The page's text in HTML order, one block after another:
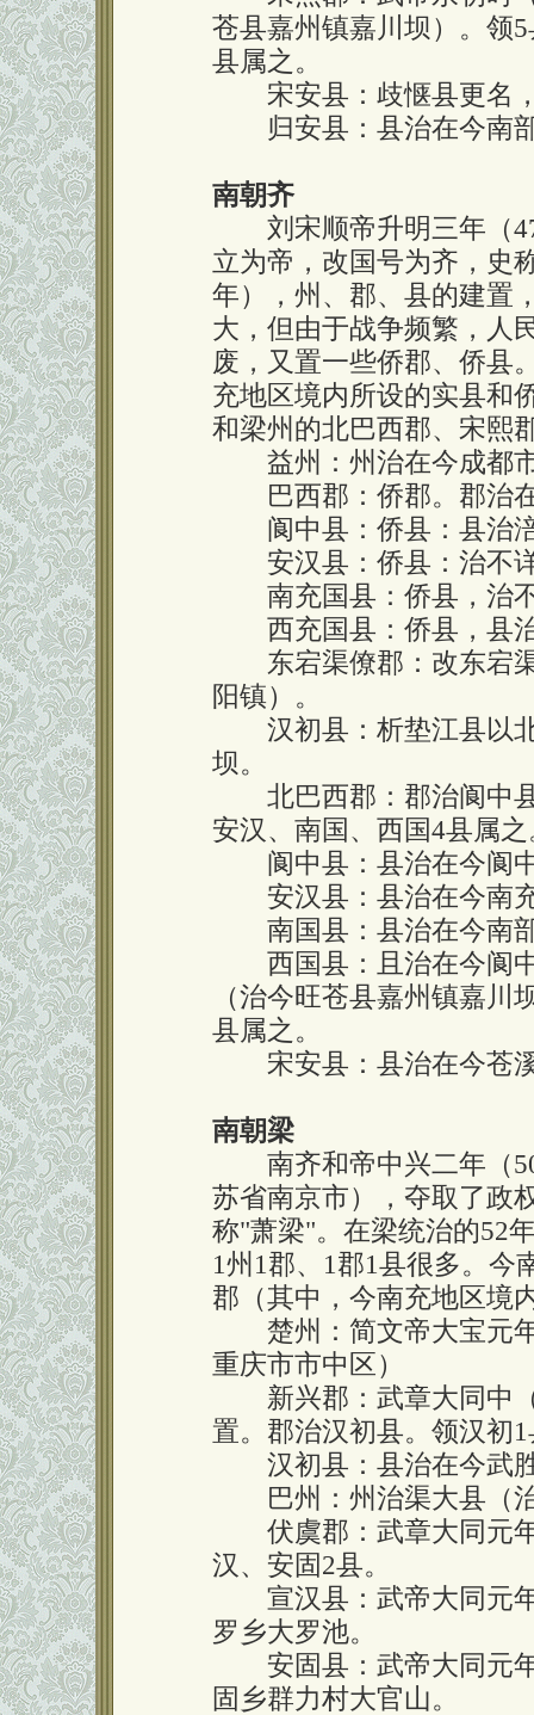
苍县嘉州镇嘉川坝）。领
县属之。
宋安县：歧惬县更名，
归安县：县治在今南
南朝齐
刘宋顺帝升明三年（
立为帝，改国号为齐，史
年），州、郡、县的建置
大，但由于战争频繁，人
废，又置一些侨郡、侨县
充地区境内所设的实县和
和梁州的北巴西郡、宋熙
益州：州治在今成都
巴西郡：侨郡。郡治
阆中县：侨县：县治
安汉县：侨县：治不
南充国县：侨县，治
西充国县：侨县，县
东宕渠僚郡：改东宕渠
阳镇）。
汉初县：析垫江县以北
坝。
北巴西郡：郡治阆中县
安汉、南国、西国4县属之
阆中县：县治在今阆
安汉县：县治在今南充
南国县：县治在今南
西国县：且治在今阆中
（治今旺苍县嘉州镇嘉
县属之。
宋安县：县治在今苍
南朝梁
南齐和帝中兴二年（
苏省南京市），夺取了政
称"萧梁"。在梁统治的52
1州1郡、1郡1县很多。今
郡（其中，今南充地区境
楚州：简文帝大宝元年
重庆市市中区）
新兴郡：武章大同中（
置。郡治汉初县。领汉初
汉初县：县治在今武
巴州：州治渠大县（
伏虞郡：武章大同元年
汉、安固2县。
宣汉县：武帝大同元年
罗乡大罗池。
安固县：武帝大同元年
固乡群力村大官山。